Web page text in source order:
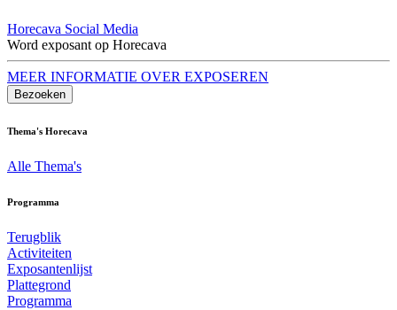
Horecava Social Media
Word exposant op Horecava
MEER INFORMATIE OVER EXPOSEREN
Bezoeken
Thema's Horecava
Alle Thema's
Programma
Terugblik
Activiteiten
Exposantenlijst
Plattegrond
Programma